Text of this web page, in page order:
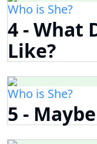
Who is She?
4 - What
Like?
Who is She?
5 -